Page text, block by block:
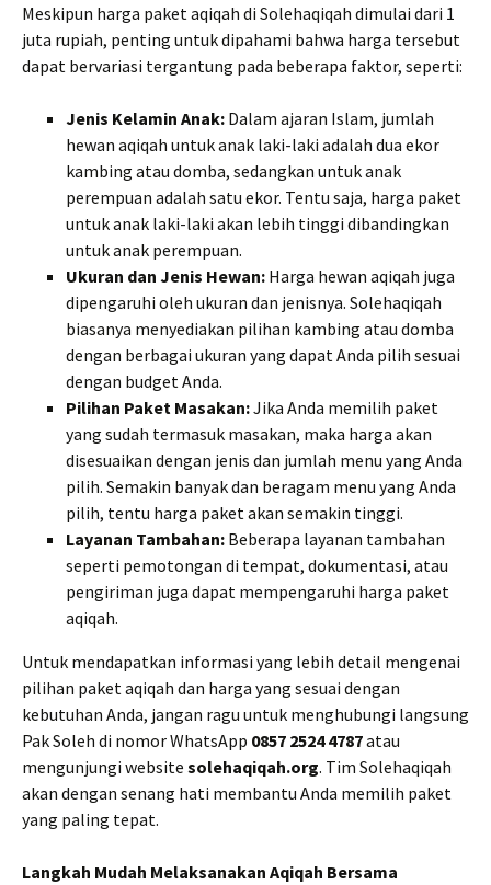
Meskipun harga paket aqiqah di Solehaqiqah dimulai dari 1
juta rupiah, penting untuk dipahami bahwa harga tersebut
dapat bervariasi tergantung pada beberapa faktor, seperti:
Jenis Kelamin Anak: Dalam ajaran Islam, jumlah
hewan aqiqah untuk anak laki-laki adalah dua ekor
kambing atau domba, sedangkan untuk anak
perempuan adalah satu ekor. Tentu saja, harga paket
untuk anak laki-laki akan lebih tinggi dibandingkan
untuk anak perempuan.
Ukuran dan Jenis Hewan: Harga hewan aqiqah juga
dipengaruhi oleh ukuran dan jenisnya. Solehaqiqah
biasanya menyediakan pilihan kambing atau domba
dengan berbagai ukuran yang dapat Anda pilih sesuai
dengan budget Anda.
Pilihan Paket Masakan:Jika Anda memilih paket
yang sudah termasuk masakan, maka harga akan
disesuaikan dengan jenis dan jumlah menu yang Anda
pilih. Semakin banyak dan beragam menu yang Anda
pilih, tentu harga paket akan semakin tinggi.
Layanan Tambahan: Beberapa layanan tambahan
seperti pemotongan di tempat, dokumentasi, atau
pengiriman juga dapat mempengaruhi harga paket
aqiqah.
Untuk mendapatkan informasi yang lebih detail mengenai
pilihan paket aqiqah dan harga yang sesuai dengan
kebutuhan Anda, jangan ragu untuk menghubungi langsung
Pak Soleh di nomor WhatsApp 0857 2524 4787atau
mengunjungi website solehaqiqah.org. Tim Solehaqiqah
akan dengan senang hati membantu Anda memilih paket
yang paling tepat.
Langkah Mudah Melaksanakan Aqiqah Bersama